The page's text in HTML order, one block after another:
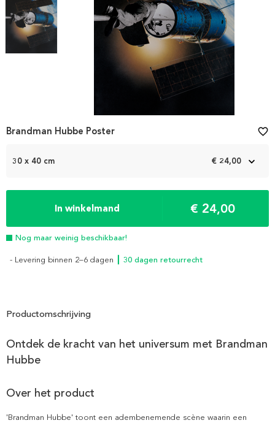
30 x 40 cm € 24,00
In winkelmand € 24,00
Nog maar weinig beschikbaar!
- Levering binnen 2–6 dagen ┃ 30 dagen retourrecht
Brandman Hubbe Poster favorite_border
Productomschrijving
Ontdek de kracht van het universum met Brandman
Hubbe
Over het product
'Brandman Hubbe' toont een adembenemende scène waarin een